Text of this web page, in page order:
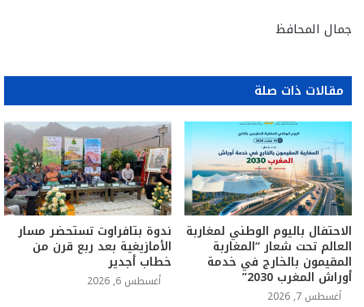
جمال المحافظ
مقالات ذات صلة
الاحتفال باليوم الوطني لمغاربة
العالم تحت شعار “المغاربة
المقيمون بالخارج في خدمة
أوراش المغرب 2030”
أغسطس 7, 2026
ندوة بتافراوت تستحضر مسار
الأمازيغية بعد ربع قرن من
خطاب أجدير
أغسطس 6, 2026